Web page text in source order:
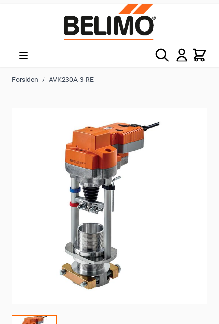
Søg Kurv
Forsiden / AVK230A-3-RE